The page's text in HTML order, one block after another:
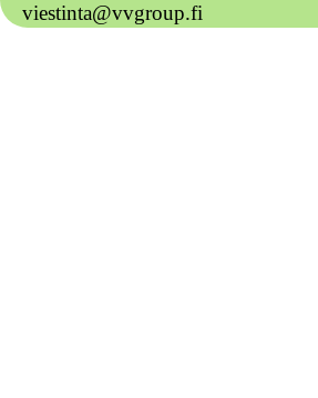
viestinta@vvgroup.fi